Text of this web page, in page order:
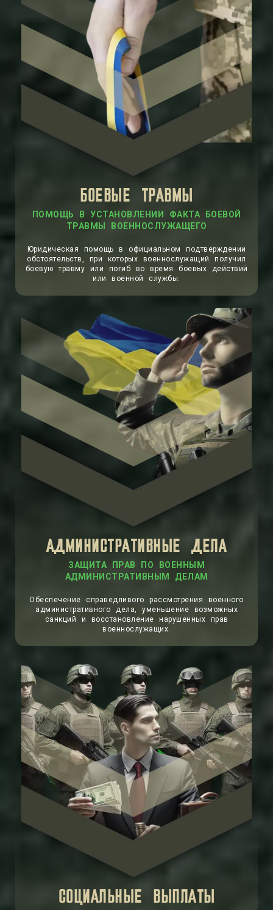
БОЕВЫЕ ТРАВМЫ
ПОМОЩЬ В УСТАНОВЛЕНИИ ФАКТА БОЕВОЙ
ТРАВМЫ ВОЕННОСЛУЖАЩЕГО
Юридическая помощь в официальном подтверждении
обстоятельств, при которых военнослужащий получил
боевую травму или погиб во время боевых действий
или военной службы.
АДМИНИСТРАТИВНЫЕ ДЕЛА
ЗАЩИТА ПРАВ ПО ВОЕННЫМ
АДМИНИСТРАТИВНЫМ ДЕЛАМ
Обеспечение справедливого рассмотрения военного
административного дела, уменьшение возможных
санкций и восстановление нарушенных прав
военнослужащих.
СОЦИАЛЬНЫЕ ВЫПЛАТЫ